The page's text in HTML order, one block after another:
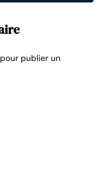
pour publier un